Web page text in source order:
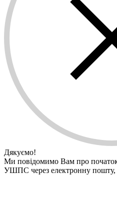
Дякуємо!
Ми повідомимо Вам про
УШПС через електронну